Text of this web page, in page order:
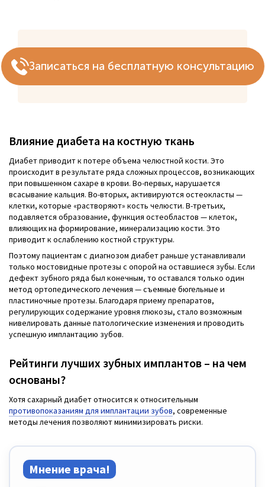
Записаться на бесплатную консультацию
Влияние диабета на костную ткань
Диабет приводит к потере объема челюстной кости. Это
происходит в результате ряда сложных процессов, возникающих
при повышенном сахаре в крови. Во-первых, нарушается
всасывание кальция. Во-вторых, активируются остеокласты —
клетки, которые «растворяют» кость челюсти. В-третьих,
подавляется образование, функция остеобластов — клеток,
влияющих на формирование, минерализацию кости. Это
приводит к ослаблению костной структуры.
Поэтому пациентам с диагнозом диабет раньше устанавливали
только мостовидные протезы с опорой на оставшиеся зубы. Если
дефект зубного ряда был конечным, то оставался только один
метод ортопедического лечения — съемные бюгельные и
пластиночные протезы. Благодаря приему препаратов,
регулирующих содержание уровня глюкозы, стало возможным
нивелировать данные патологические изменения и проводить
успешную имплантацию зубов.
Рейтинги лучших зубных имплантов – на чем
основаны?
Хотя сахарный диабет относится к относительным
противопоказаниям для имплантации зубов, современные
методы лечения позволяют минимизировать риски.
Мнение врача!